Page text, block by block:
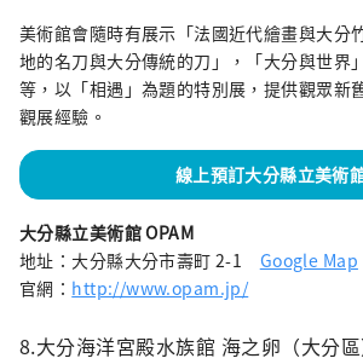
美術館會隨時有展示「法國近代繪畫與大分
地的名刀與大分傳統的刀」，「大分與世界
等，以「相遇」為題的特別展，提供觀眾新
觀展經驗。
線上預訂大分縣立美術
大分縣立美術館 OPAM
地址：大分縣大分市壽町 2-1 Google Map
官網： http://www.opam.jp/
8.大分海洋宮殿水族館 海之卵（大分區